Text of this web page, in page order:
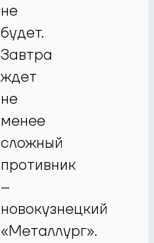
не
будет.
Завтра
ждет
не
менее
сложный
противник
–
новокузнецкий
«Металлург».